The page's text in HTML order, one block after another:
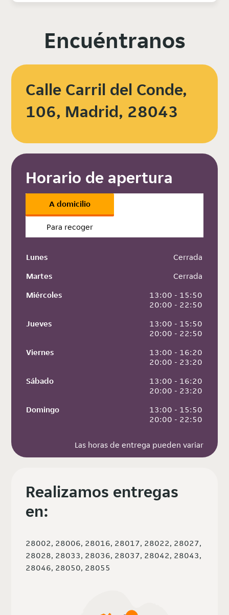
Encuéntranos
Calle Carril del Conde,
106, Madrid, 28043
Horario de apertura
A domicilio
Para recoger
Lunes
Cerrada
Martes
Cerrada
Miércoles
13:00 - 15:50
20:00 - 22:50
Jueves
13:00 - 15:50
20:00 - 22:50
Viernes
13:00 - 16:20
20:00 - 23:20
Sábado
13:00 - 16:20
20:00 - 23:20
Domingo
13:00 - 15:50
20:00 - 22:50
Las horas de entrega pueden variar
Realizamos entregas
en:
28002, 28006, 28016, 28017, 28022, 28027,
28028, 28033, 28036, 28037, 28042, 28043,
28046, 28050, 28055